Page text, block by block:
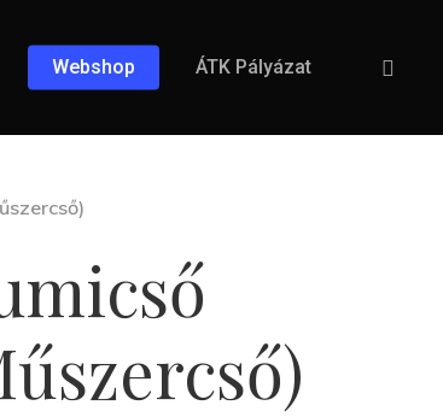
Webshop ÁTK Pályázat Facebook